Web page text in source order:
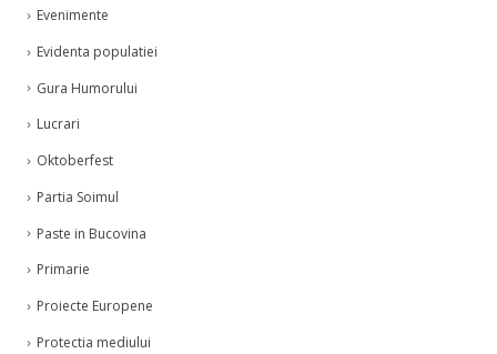
Evenimente
Evidenta populatiei
Gura Humorului
Lucrari
Oktoberfest
Partia Soimul
Paste in Bucovina
Primarie
Proiecte Europene
Protectia mediului